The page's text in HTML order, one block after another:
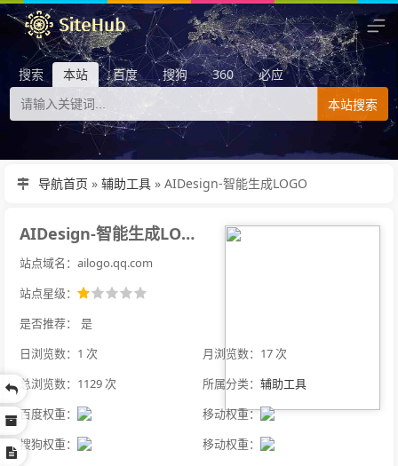
搜索 本站 百度 搜狗 360 必应
本站搜索
导航首页 » 辅助工具 » AIDesign-智能生成LOGO
AIDesign-智能生成LOGO
站点域名：ailogo.qq.com
站点星级：
是否推荐：
是
日浏览数：1 次
月浏览数：17 次
总浏览数：1129 次
所属分类： 辅助工具
百度权重：
移动权重：
搜狗权重：
移动权重：